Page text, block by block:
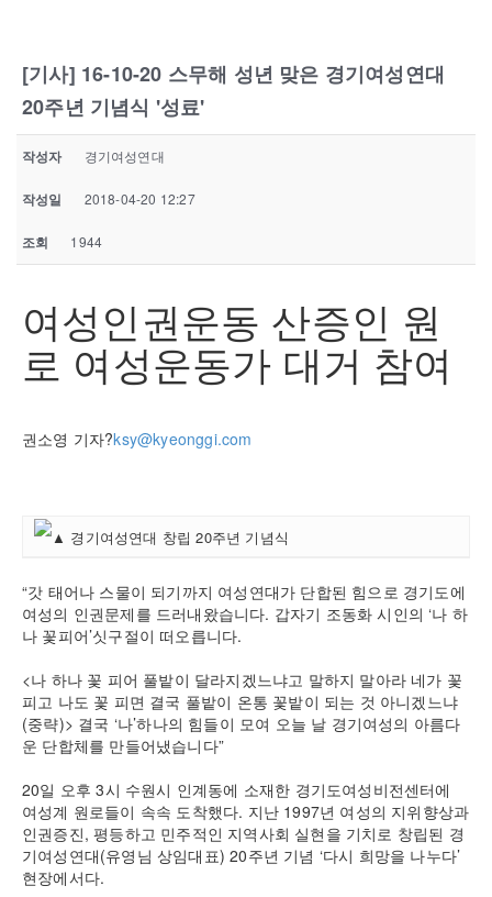
[기사] 16-10-20 스무해 성년 맞은 경기여성연대
20주년 기념식 '성료'
작성자 경기여성연대
작성일 2018-04-20 12:27
조회 1944
여성인권운동 산증인 원
로 여성운동가 대거 참여
권소영 기자?ksy@kyeonggi.com
“갓 태어나 스물이 되기까지 여성연대가 단합된 힘으로 경기도에
여성의 인권문제를 드러내왔습니다. 갑자기 조동화 시인의 ‘나 하
나 꽃피어’싯구절이 떠오릅니다.
<나 하나 꽃 피어 풀밭이 달라지겠느냐고 말하지 말아라 네가 꽃
피고 나도 꽃 피면 결국 풀밭이 온통 꽃밭이 되는 것 아니겠느냐
(중략)> 결국 ‘나’하나의 힘들이 모여 오늘 날 경기여성의 아름다
운 단합체를 만들어냈습니다”
20일 오후 3시 수원시 인계동에 소재한 경기도여성비전센터에
여성계 원로들이 속속 도착했다. 지난 1997년 여성의 지위향상과
인권증진, 평등하고 민주적인 지역사회 실현을 기치로 창립된 경
기여성연대(유영님 상임대표) 20주년 기념 ‘다시 희망을 나누다’
현장에서다.